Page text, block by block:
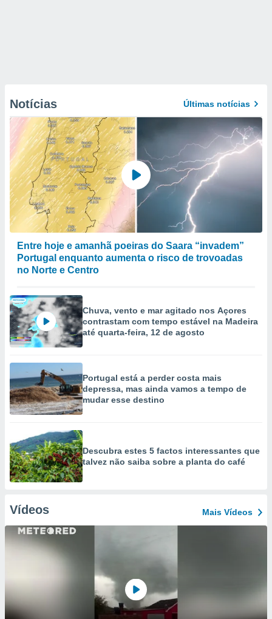
Notícias Últimas notícias
Entre hoje e amanhã poeiras do Saara “invadem”
Portugal enquanto aumenta o risco de trovoadas
no Norte e Centro
Chuva, vento e mar agitado nos Açores
contrastam com tempo estável na Madeira
até quarta-feira, 12 de agosto
Portugal está a perder costa mais
depressa, mas ainda vamos a tempo de
mudar esse destino
Descubra estes 5 factos interessantes que
talvez não saiba sobre a planta do café
Vídeos Mais Vídeos